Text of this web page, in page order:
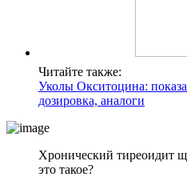
Читайте также:
Уколы Окситоцина:
дозировка, аналоги
Хронический тиреоидит
это такое?